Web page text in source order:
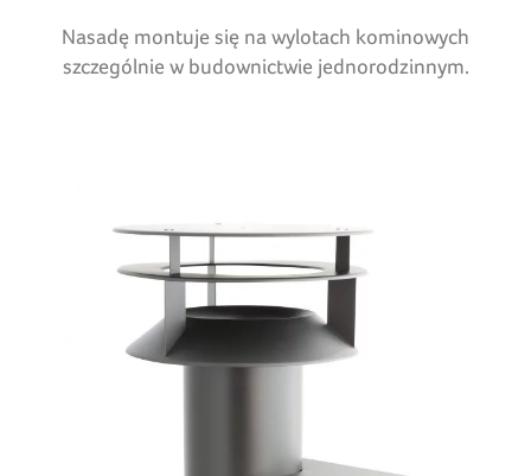
Nasadę montuje się na wylotach kominowych
szczególnie w budownictwie jednorodzinnym.